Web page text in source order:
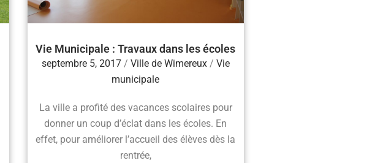
Vie Municipale : Travaux dans les écoles
septembre 5, 2017 / Ville de Wimereux / Vie
municipale
La ville a profité des vacances scolaires pour
donner un coup d’éclat dans les écoles. En
effet, pour améliorer l’accueil des élèves dès la
rentrée,